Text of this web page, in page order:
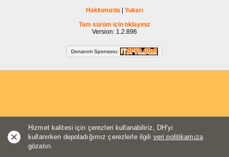
Hakkımızda
Yukarı
Tam sürüm için tıklayınız
Version: 1.2.896
Donanım Sponsoru:
Hizmet kalitesi için çerezleri kullanabiliriz, DH'yi
kullanırken depoladığımız çerezlerle ilgili veri politikamıza
gözatın.